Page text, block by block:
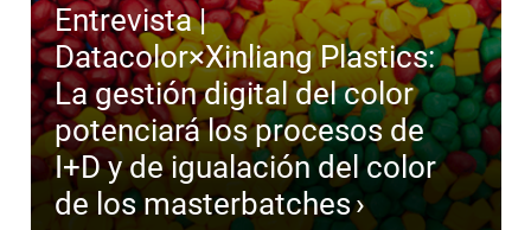
Entrevista |
Datacolor×Xinliang Plastics:
La gestión digital del color
potenciará los procesos de
I+D y de igualación del color
de los masterbatches